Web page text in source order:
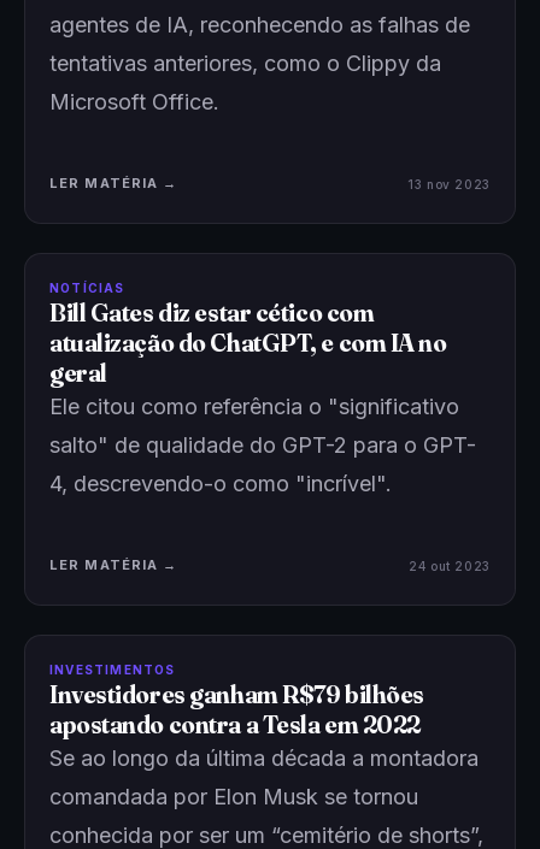
agentes de IA, reconhecendo as falhas de
tentativas anteriores, como o Clippy da
Microsoft Office.
LER MATÉRIA → 13 nov 2023
NOTÍCIAS
Bill Gates diz estar cético com
atualização do ChatGPT, e com IA no
geral
Ele citou como referência o "significativo
salto" de qualidade do GPT-2 para o GPT-
4, descrevendo-o como "incrível".
LER MATÉRIA → 24 out 2023
INVESTIMENTOS
Investidores ganham R$79 bilhões
apostando contra a Tesla em 2022
Se ao longo da última década a montadora
comandada por Elon Musk se tornou
conhecida por ser um “cemitério de shorts”,